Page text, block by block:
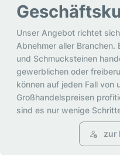
Unser Angebot richtet
Abnehmer aller Branchen.
und Schmucksteinen
gewerblichen oder
können auf jeden Fall von
Großhandelspreisen
sind es nur wenige
zur